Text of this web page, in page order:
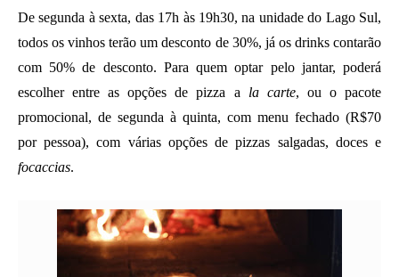
De segunda à sexta, das 17h às 19h30, na unidade do Lago Sul,
todos os vinhos terão um desconto de 30%, já os drinks contarão
com 50% de desconto. Para quem optar pelo jantar, poderá
escolher entre as opções de pizza a la carte, ou o pacote
promocional, de segunda à quinta, com menu fechado (R$70
focaccias.